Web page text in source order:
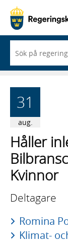
du
börjar
skriva
med
31
aug.
Håller
Kvinnor
Deltagare
Romina
Klimat-